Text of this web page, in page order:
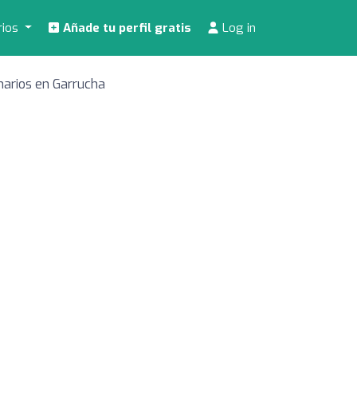
Añade tu perfil gratis Log in
en Garrucha